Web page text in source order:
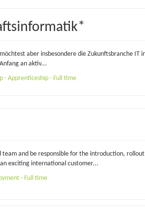
aber insbesondere die Zukunftsbranche IT
an aktiv...
- Apprenticeship - Full time
team and be responsible for the introduction,
exciting international customer...
- Full time